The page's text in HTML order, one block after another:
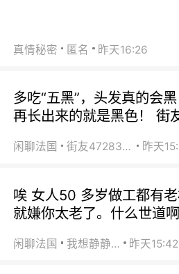
真情秘密 匿名 昨天16:26
多吃“五黑”，头发真的会
再长出来的就是黑色！ 街
闲聊法国 街友472838572 昨天
唉 女人50 多岁做工都有
就嫌你太老了。什么世道
闲聊法国 我想静静… 昨天15:42